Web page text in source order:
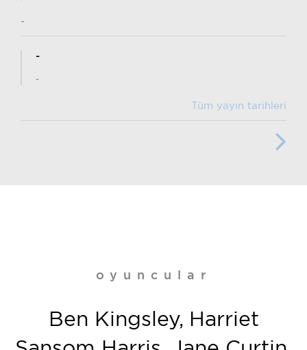
-
-
-
Tüm yayın tarihleri
oyuncular
Ben Kingsley, Harriet